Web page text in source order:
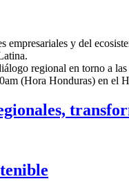
empresariales y del
regional en torno a
(Hora Honduras) en el